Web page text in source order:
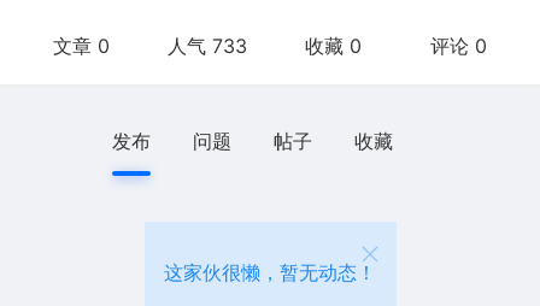
文章 0 人气 733 收藏 0 评论 0
发布 问题 帖子 收藏
这家伙很懒，暂无动态！